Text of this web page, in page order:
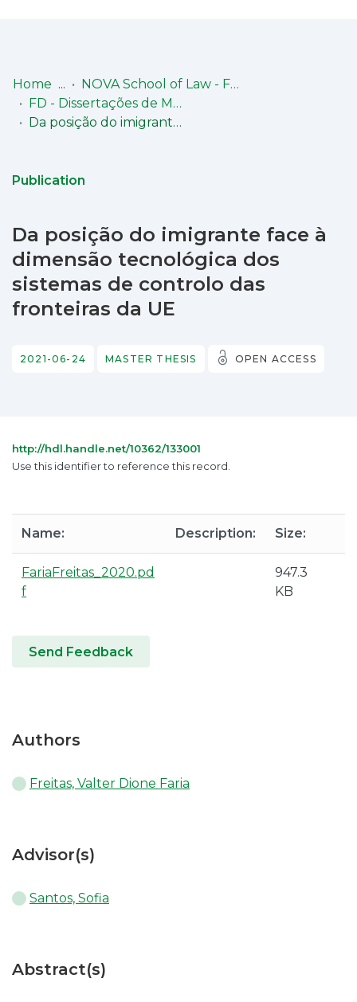
Communities
Statistics
Home
NOVA School of Law - Faculdade de Direito (NSL-FD)
FD - Dissertações de Mestrado
Da posição do imigrante face à dimensão tecnológica dos sistemas de controlo das fronteiras da UE
Publication
Da posição do imigrante face à
dimensão tecnológica dos
sistemas de controlo das
fronteiras da UE
2021-06-24 MASTER THESIS OPEN ACCESS
http://hdl.handle.net/10362/133001
Use this identifier to reference this record.
Name: Description: Size:
FariaFreitas_2020.pd
f
947.3
KB
Send Feedback
Authors
Freitas, Valter Dione Faria
Advisor(s)
Santos, Sofia
Abstract(s)